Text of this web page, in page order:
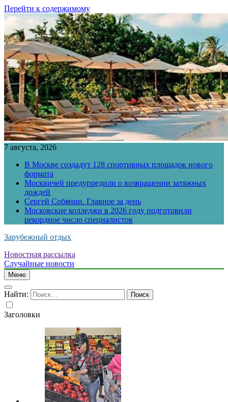
Перейти к содержимому
7 августа, 2026
В Москве создадут 128 спортивных площадок нового
формата
Москвичей предупредили о возвращении затяжных
дождей
Сергей Собянин. Главное за день
Московские колледжи в 2026 году подготовили
рекордное число специалистов
Зарубежный отдых
Новостная рассылка
Случайные новости
Меню
Найти:
Заголовки